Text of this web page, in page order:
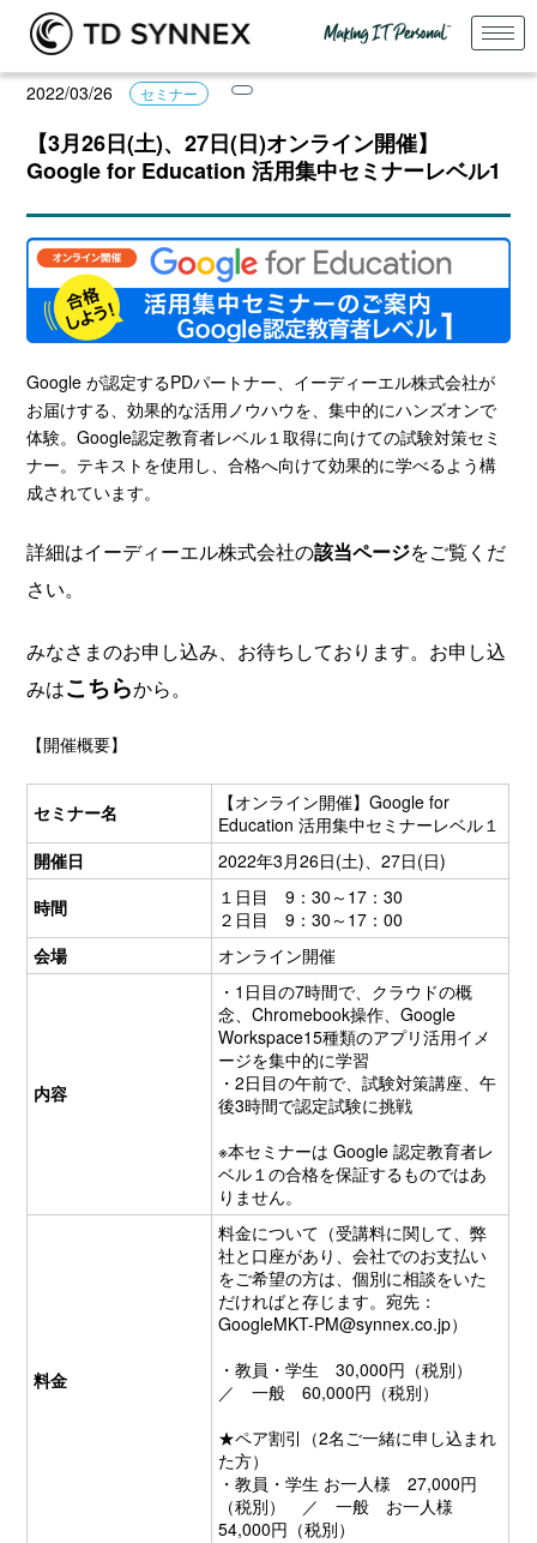
2022/03/26 セミナー
【3月26日(土)、27日(日)オンライン開催】
Google for Education 活用集中セミナーレベル1
Google が認定するPDパートナー、イーディーエル株式会社が
お届けする、効果的な活用ノウハウを、集中的にハンズオンで
体験。Google認定教育者レベル１取得に向けての試験対策セミ
ナー。テキストを使用し、合格へ向けて効果的に学べるよう構
成されています。
詳細はイーディーエル株式会社の該当ページをご覧くだ
さい。
みなさまのお申し込み、お待ちしております。お申し込
みはこちらから。
【開催概要】
セミナー名
【オンライン開催】Google for
Education 活用集中セミナーレベル１
開催日
2022年3月26日(土)、27日(日)
時間
１日目 9：30～17：30
２日目 9：30～17：00
会場
オンライン開催
内容
・1日目の7時間で、クラウドの概
念、Chromebook操作、Google
Workspace15種類のアプリ活用イメ
ージを集中的に学習
・2日目の午前で、試験対策講座、午
後3時間で認定試験に挑戦
※本セミナーは Google 認定教育者レ
ベル１の合格を保証するものではあ
りません。
料金
料金について（受講料に関して、弊
社と口座があり、会社でのお支払い
をご希望の方は、個別に相談をいた
だければと存じます。宛先：
GoogleMKT-PM@synnex.co.jp）
・教員・学生 30,000円（税別）
／ 一般 60,000円（税別）
★ペア割引（2名ご一緒に申し込まれ
た方）
・教員・学生 お一人様 27,000円
（税別） ／ 一般 お一人様
54,000円（税別）